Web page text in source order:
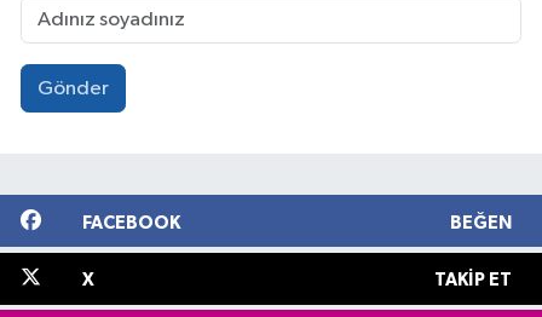
Gönder
FACEBOOK BEĞEN
X TAKIP ET